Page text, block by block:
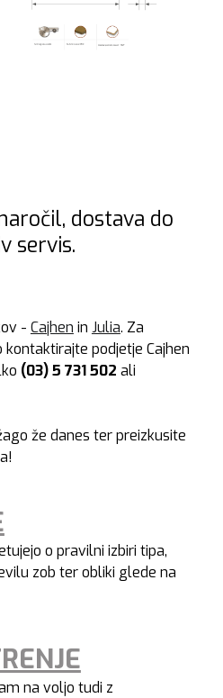
dostava do
servis.
- Cajhen in Julia. Za
podjetje Cajhen
(03) 5 731 502 ali
že danes ter preizkusite
o pravilni izbiri tipa,
zob ter obliki glede na
na voljo tudi z